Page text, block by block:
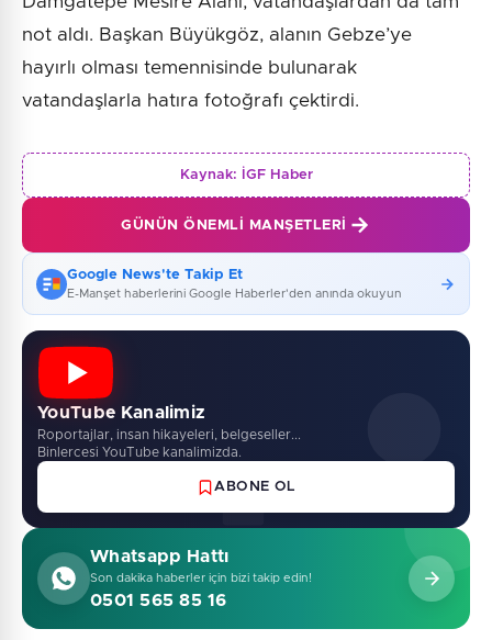
not aldı. Başkan Büyükgöz, alanın Gebze’ye
hayırlı olması temennisinde bulunarak
vatandaşlarla hatıra fotoğrafı çektirdi.
Kaynak: İGF Haber
GÜNÜN ÖNEMLI MANŞETLERI
Google News'te Takip Et
E-Manşet haberlerini Google Haberler'den anında okuyun
YouTube Kanalimiz
Roportajlar, insan hikayeleri, belgeseller...
Binlercesi YouTube kanalimizda.
ABONE OL
Whatsapp Hattı
Son dakika haberler için bizi takip edin!
0501 565 85 16